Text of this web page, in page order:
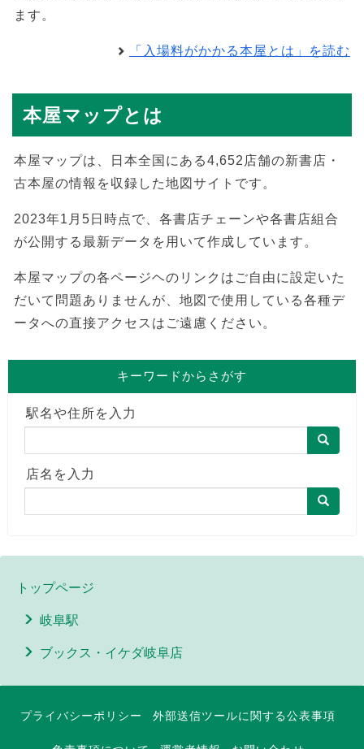
ます。
「入場料がかかる本屋とは」を読む
本屋マップとは
本屋マップは、日本全国にある4,652店舗の新書店・
古本屋の情報を収録した地図サイトです。
2023年1月5日時点で、各書店チェーンや各書店組合
が公開する最新データを用いて作成しています。
本屋マップの各ページヘのリンクはご自由に設定いた
だいて問題ありませんが、地図で使用している各種デ
ータへの直接アクセスはご遠慮ください。
キーワードからさがす
駅名や住所を入力
店名を入力
トップページ
岐阜駅
ブックス・イケダ岐阜店
プライバシーポリシー 外部送信ツールに関する公表事項